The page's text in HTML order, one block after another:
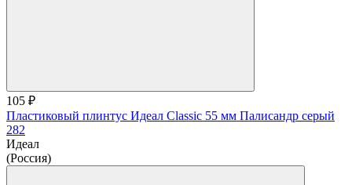
105 ₽
Пластиковый плинтус Идеал Classic 55 мм Палисандр серый
282
Идеал
(Россия)